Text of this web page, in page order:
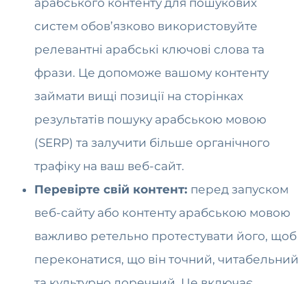
арабського контенту для пошукових
систем обов’язково використовуйте
релевантні арабські ключові слова та
фрази. Це допоможе вашому контенту
займати вищі позиції на сторінках
результатів пошуку арабською мовою
(SERP) та залучити більше органічного
трафіку на ваш веб-сайт.
Перевірте свій контент: перед запуском
веб-сайту або контенту арабською мовою
важливо ретельно протестувати його, щоб
переконатися, що він точний, читабельний